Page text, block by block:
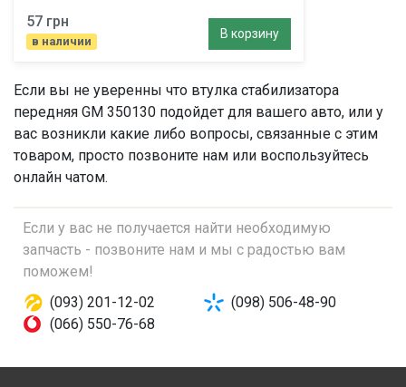
57 грн
в наличии
В корзину
Если вы не уверенны что втулка стабилизатора
передняя GM 350130 подойдет для вашего авто, или у
вас возникли какие либо вопросы, связанные с этим
товаром, просто позвоните нам или воспользуйтесь
онлайн чатом.
Если у вас не получается найти необходимую
запчасть - позвоните нам и мы с радостью вам
поможем!
(093) 201-12-02
(098) 506-48-90
(066) 550-76-68